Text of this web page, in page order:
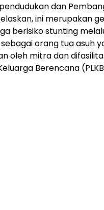
dan
ini merupakan
berisiko stunting
orang tua asuh
oleh mitra dan
Berencana